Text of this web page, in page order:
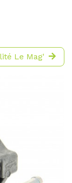
Le Mag'